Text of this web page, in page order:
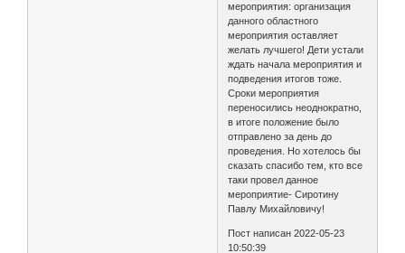
мероприятия: организация
данного областного
мероприятия оставляет
желать лучшего! Дети устали
ждать начала мероприятия и
подведения итогов тоже.
Сроки мероприятия
переносились неоднократно,
в итоге положение было
отправлено за день до
проведения. Но хотелось бы
сказать спасибо тем, кто все
таки провел данное
мероприятие- Сиротину
Павлу Михайловичу!
Пост написан 2022-05-23
10:50:39